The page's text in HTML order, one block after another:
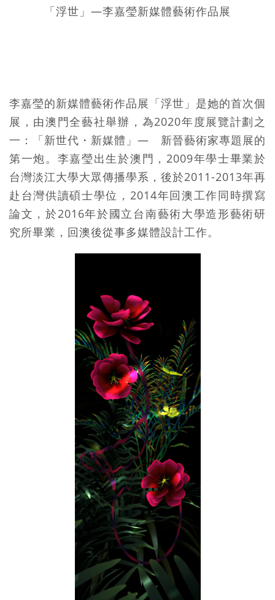
「浮世」—李嘉瑩新媒體藝術作品展
李嘉瑩的新媒體藝術作品展「浮世」是她的首次個
展，由澳門全藝社舉辦，為2020年度展覽計劃之
一：「新世代・新媒體」— 新晉藝術家專題展的
第一炮。李嘉瑩出生於澳門，2009年學士畢業於
台灣淡江大學大眾傳播學系，後於2011-2013年再
赴台灣供讀碩士學位，2014年回澳工作同時撰寫
論文，於2016年於國立台南藝術大學造形藝術研
究所畢業，回澳後從事多媒體設計工作。